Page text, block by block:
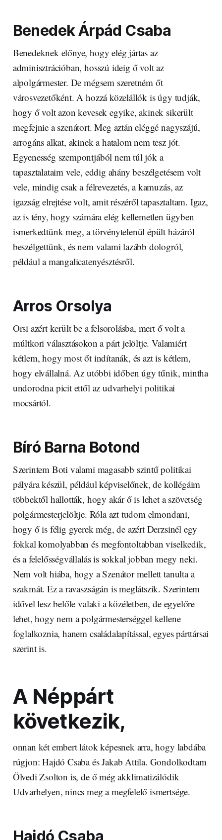
Benedek Árpád Csaba
Benedeknek előnye, hogy elég jártas az
adminisztrációban, hosszú ideig ő volt az
alpolgármester. De mégsem szeretném őt
városvezetőként. A hozzá közelállók is úgy tudják,
hogy ő volt azon kevesek egyike, akinek sikerült
megfejnie a szenátort. Meg aztán eléggé nagyszájú,
arrogáns alkat, akinek a hatalom nem tesz jót.
Egyenesség szempontjából nem túl jók a
tapasztalataim vele, eddig ahány beszélgetésem volt
vele, mindig csak a félrevezetés, a kamuzás, az
igazság elrejtése volt, amit részéről tapasztaltam. Igaz,
az is tény, hogy számára elég kellemetlen ügyben
ismerkedtünk meg, a törvénytelenül épült házáról
beszélgettünk, és nem valami lazább dologról,
például a mangalicatenyésztésről.
Arros Orsolya
Orsi azért került be a felsorolásba, mert ő volt a
múltkori választásokon a párt jelöltje. Valamiért
kétlem, hogy most őt indítanák, és azt is kétlem,
hogy elvállalná. Az utóbbi időben úgy tűnik, mintha
undorodna picit ettől az udvarhelyi politikai
mocsártól.
Bíró Barna Botond
Szerintem Boti valami magasabb szintű politikai
pályára készül, például képviselőnek, de kollégáim
többektől hallották, hogy akár ő is lehet a szövetség
polgármesterjelöltje. Róla azt tudom elmondani,
hogy ő is félig gyerek még, de azért Derzsinél egy
fokkal komolyabban és megfontoltabban viselkedik,
és a felelősségvállalás is sokkal jobban megy neki.
Nem volt hiába, hogy a Szenátor mellett tanulta a
szakmát. Ez a ravaszságán is meglátszik. Szerintem
idővel lesz belőle valaki a közéletben, de egyelőre
lehet, hogy nem a polgármesterséggel kellene
foglalkoznia, hanem családalapítással, egyes párttársai
szerint is.
A Néppárt
következik,
onnan két embert látok képesnek arra, hogy labdába
rúgjon: Hajdó Csaba és Jakab Attila. Gondolkodtam
Ölvedi Zsolton is, de ő még akklimatizálódik
Udvarhelyen, nincs meg a megfelelő ismertsége.
Hajdó Csaba